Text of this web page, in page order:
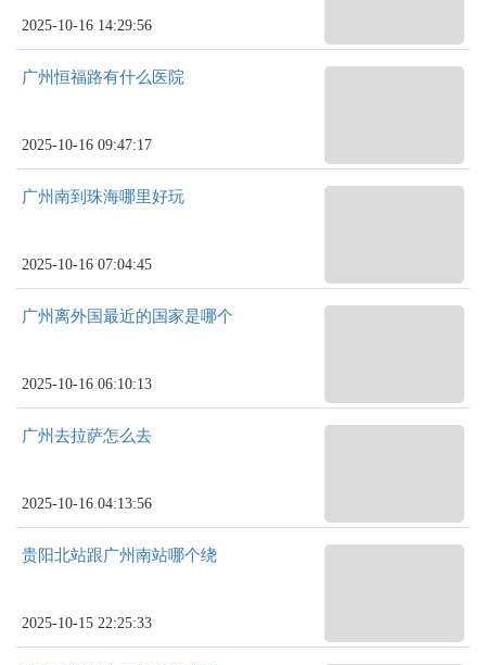
2025-10-16 14:29:56
广州恒福路有什么医院
2025-10-16 09:47:17
广州南到珠海哪里好玩
2025-10-16 07:04:45
广州离外国最近的国家是哪个
2025-10-16 06:10:13
广州去拉萨怎么去
2025-10-16 04:13:56
贵阳北站跟广州南站哪个绕
2025-10-15 22:25:33